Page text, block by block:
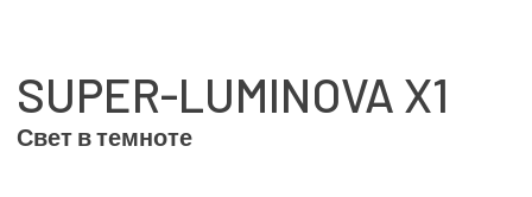
SUPER-LUMINOVA X1
Свет в темноте